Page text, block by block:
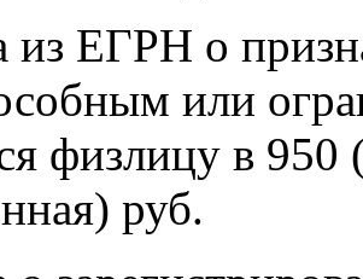
ЕГРН о
или
физлицу в
руб.